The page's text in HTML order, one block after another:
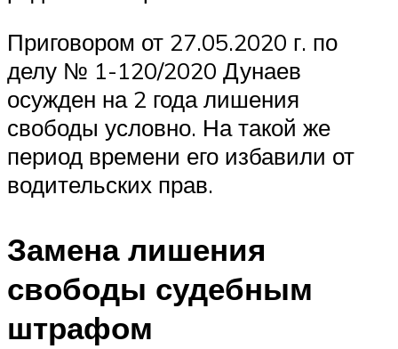
Приговором от 27.05.2020 г. по
делу № 1-120/2020 Дунаев
осужден на 2 года лишения
свободы условно. На такой же
период времени его избавили от
водительских прав.
Замена лишения
свободы судебным
штрафом